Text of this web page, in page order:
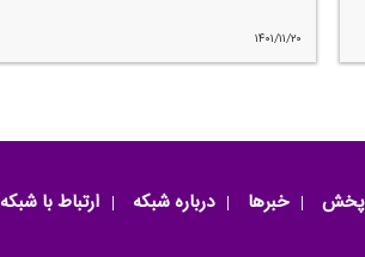
۱۴۰۱/۱۱/۲۰
پخش خبرها درباره شبکه ارتباط با شبکه